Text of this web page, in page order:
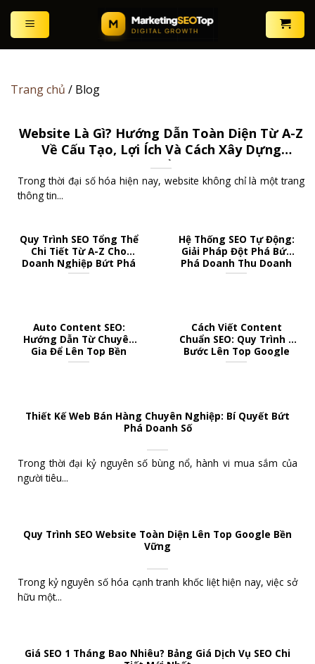
Skip
content
Trang chủ / Blog
Website Là Gì? Hướng Dẫn Toàn Diện Từ A-Z
Về Cấu Tạo, Lợi Ích Và Cách Xây Dựng
Website Chuẩn SEO 2026
Trong thời đại số hóa hiện nay, website không chỉ là một trang
thông tin...
Quy Trình SEO Tổng Thể
Chi Tiết Từ A-Z Cho
Doanh Nghiệp Bứt Phá
Doanh Thu
Hệ Thống SEO Tự Động:
Giải Pháp Đột Phá Bứt
Phá Doanh Thu Doanh
Nghiệp
Auto Content SEO:
Hướng Dẫn Từ Chuyên
Gia Để Lên Top Bền
Vững
Cách Viết Content
Chuẩn SEO: Quy Trình 8
Bước Lên Top Google
Bền Vững
Thiết Kế Web Bán Hàng Chuyên Nghiệp: Bí Quyết Bứt
Phá Doanh Số
Trong thời đại kỷ nguyên số bùng nổ, hành vi mua sắm của
người tiêu...
Quy Trình SEO Website Toàn Diện Lên Top Google Bền
Vững
Trong kỷ nguyên số hóa cạnh tranh khốc liệt hiện nay, việc sở
hữu một...
Giá SEO 1 Tháng Bao Nhiêu? Bảng Giá Dịch Vụ SEO Chi